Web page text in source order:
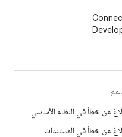
عن خطأ في النظام الأساسي
عن خطأ في المستندات